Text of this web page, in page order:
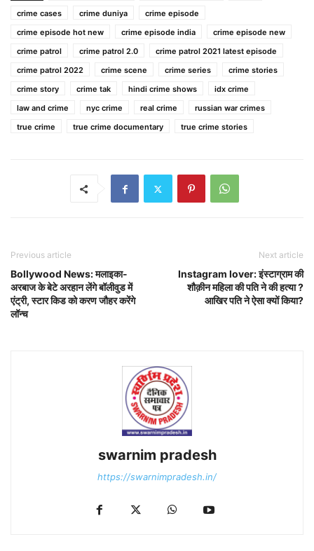
crime cases
crime duniya
crime episode
crime episode hot new
crime episode india
crime episode new
crime patrol
crime patrol 2.0
crime patrol 2021 latest episode
crime patrol 2022
crime scene crime series
crime stories
crime story
crime tak hindi crime shows
idx crime
law and crime
nyc crime real crime
russian war crimes
true crime
true crime documentary true crime stories
Previous article
Bollywood News: मलाइका-
अरबाज के बेटे अरहान लेंगे बॉलीवुड में
एंट्री, स्टार किड को करण जौहर करेंगे
लॉन्च
Next article
Instagram lover: इंस्टाग्राम की
शौक़ीन महिला की पति ने की हत्या ?
आखिर पति ने ऐसा क्यों किया?
swarnim pradesh
https://swarnimpradesh.in/